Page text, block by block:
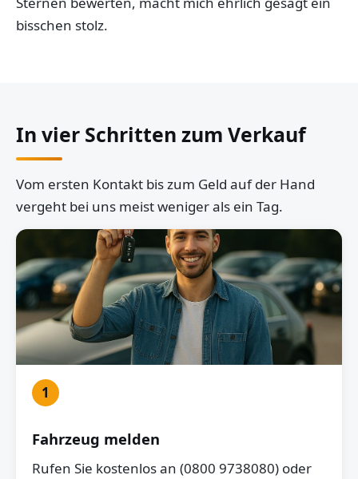
bisschen stolz.
In vier Schritten zum Verkauf
Vom ersten Kontakt bis zum Geld auf der Hand
vergeht bei uns meist weniger als ein Tag.
1
Fahrzeug melden
Rufen Sie kostenlos an (0800 9738080) oder